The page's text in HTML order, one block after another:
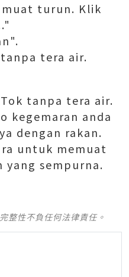
turun. Klik
tera air.
tanpa tera air.
kegemaran anda
dengan rakan.
untuk memuat
sempurna.
整性不負任何法律責任。